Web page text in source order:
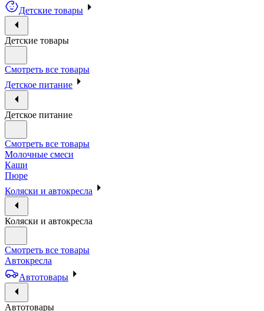
Детские товары
Детские товары
Смотреть все товары
Детское питание
Детское питание
Смотреть все товары
Молочные смеси
Каши
Пюре
Коляски и автокресла
Коляски и автокресла
Смотреть все товары
Автокресла
Автотовары
Автотовары